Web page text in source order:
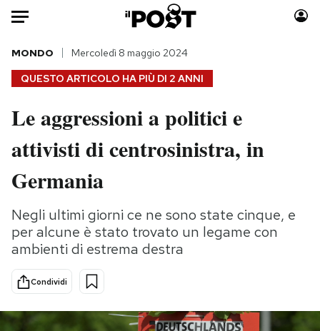
Auto
HOME
Italia
Politica
Tecnologia
Scienza
Cultura
Sport
Moda
Consumismi
Media
QUESTO ARTICOLO HA PIÙ DI 2 ANNI
MONDO Mercoledì 8 maggio 2024
Le aggressioni a politici e
attivisti di centrosinistra, in
Germania
Negli ultimi giorni ce ne sono state cinque, e
per alcune è stato trovato un legame con
ambienti di estrema destra
Condividi